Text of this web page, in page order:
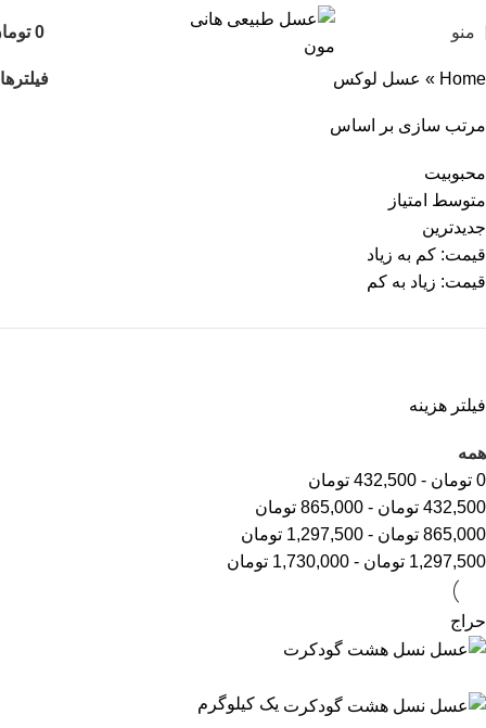
منو 0
Home
» عسل لوکس فیلترها
مرتب سازی بر اساس
محبوبیت
متوسط امتیاز
جدیدترین
قیمت: کم به زیاد
قیمت: زیاد به کم
فیلتر هزینه
همه
0 تومان -
432,500 تومان
432,500 تومان -
865,000 تومان
865,000 تومان -
1,297,500 تومان
1,297,500 تومان -
1,730,000 تومان
حراج
یک کیلوگرم